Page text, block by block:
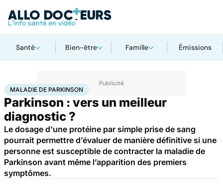
Santé Bien-être Famille Émissions
AccueilSantéMaladiesMaladie de Parkinson
MALADIE DE PARKINSON
Parkinson : vers un meilleur
diagnostic ?
Le dosage d'une protéine par simple prise de sang
pourrait permettre d’évaluer de manière définitive si une
personne est susceptible de contracter la maladie de
Parkinson avant même l’apparition des premiers
symptômes.